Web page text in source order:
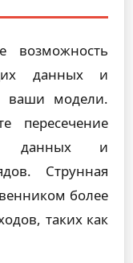
возможность
данных и
ваши модели.
пересечение
данных и
Струнная
более
таких как